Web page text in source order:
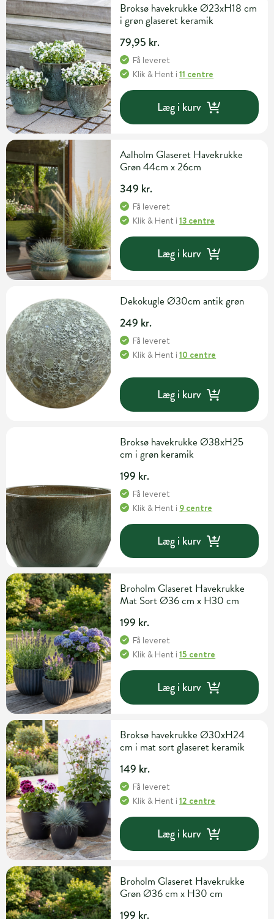
Broksø havekrukke Ø23xH18 cm
i grøn glaseret keramik
79,95 kr.
Få leveret
Klik & Hent i11 centre
Læg i kurv
Aalholm Glaseret Havekrukke
Grøn 44cm x 26cm
349 kr.
Få leveret
Klik & Hent i13 centre
Læg i kurv
Dekokugle Ø30cm antik grøn
249 kr.
Få leveret
Klik & Hent i10 centre
Læg i kurv
Broksø havekrukke Ø38xH25
cm i grøn keramik
199 kr.
Få leveret
Klik & Hent i 9 centre
Læg i kurv
Broholm Glaseret Havekrukke
Mat Sort Ø36 cm x H30 cm
199 kr.
Få leveret
Klik & Hent i15 centre
Læg i kurv
Broksø havekrukke Ø30xH24
cm i mat sort glaseret keramik
149 kr.
Få leveret
Klik & Hent i12 centre
Læg i kurv
Broholm Glaseret Havekrukke
Grøn Ø36 cm x H30 cm
199 kr.